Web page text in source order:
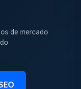
de mercado